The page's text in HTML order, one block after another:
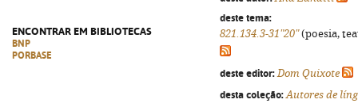
ENCONTRAR EM BIBLIOTECAS
BNP
PORBASE
deste tema:
821.134.3-31"20"(poesia,
deste editor: Dom Quixote
desta coleção: Autores de